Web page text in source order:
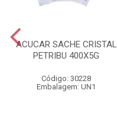
ACUCAR SACHE CRISTAL
PETRIBU 400X5G
Código: 30228
Embalagem: UN1